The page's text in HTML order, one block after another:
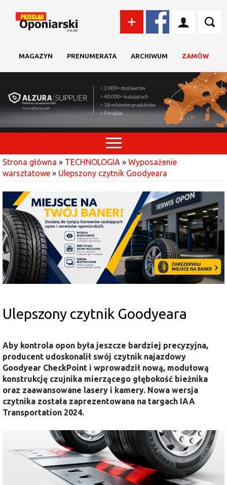
MAGAZYN PRENUMERATA ARCHIWUM ZAMÓW
Strona główna » TECHNOLOGIA » Wyposażenie
warsztatowe » Ulepszony czytnik Goodyeara
Ulepszony czytnik Goodyeara
Aby kontrola opon była jeszcze bardziej precyzyjna,
producent udoskonalił swój czytnik najazdowy
Goodyear CheckPoint i wprowadził nową, modułową
konstrukcję czujnika mierzącego głębokość bieżnika
oraz zaawansowane lasery i kamery. Nowa wersja
czytnika została zaprezentowana na targach IAA
Transportation 2024.